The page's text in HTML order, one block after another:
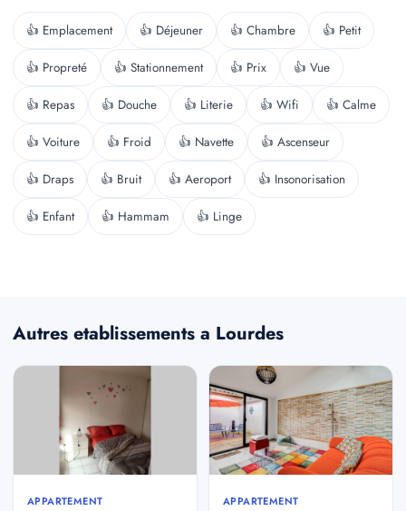
👍 Emplacement 👍 Déjeuner 👍 Chambre 👍 Petit
👍 Propreté 👍 Stationnement 👍 Prix 👍 Vue
👍 Repas 👍 Douche 👍 Literie 👍 Wifi 👍 Calme
👍 Voiture 👍 Froid 👍 Navette 👍 Ascenseur
👍 Draps 👍 Bruit 👍 Aeroport 👍 Insonorisation
👍 Enfant 👍 Hammam 👍 Linge
Autres etablissements a Lourdes
APPARTEMENT APPARTEMENT